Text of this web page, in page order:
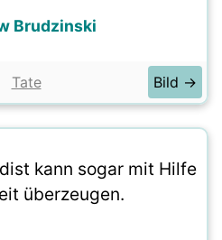
Brudzinski
Tate Bild →
kann sogar mit Hilfe
überzeugen.